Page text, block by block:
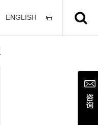
ENGLISH